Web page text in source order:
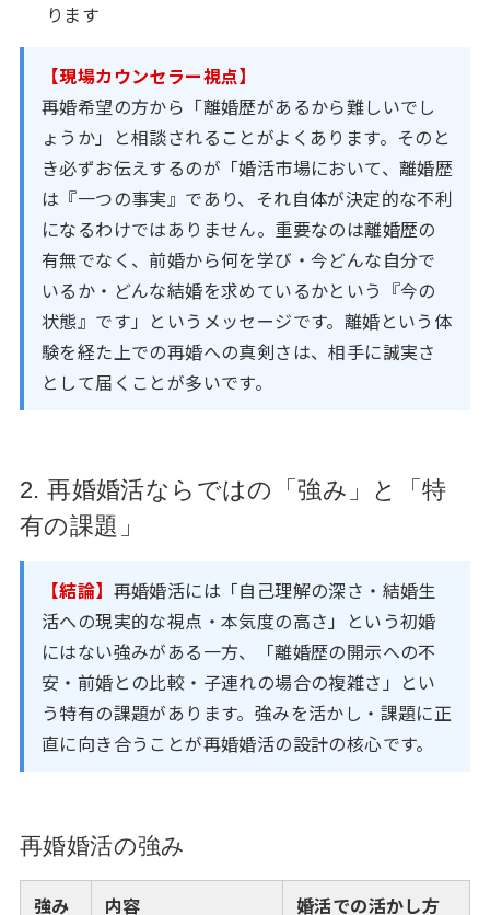
ります
【現場カウンセラー視点】
再婚希望の方から「離婚歴があるから難しいでし
ょうか」と相談されることがよくあります。そのと
き必ずお伝えするのが「婚活市場において、離婚歴
は『一つの事実』であり、それ自体が決定的な不利
になるわけではありません。重要なのは離婚歴の
有無でなく、前婚から何を学び・今どんな自分で
いるか・どんな結婚を求めているかという『今の
状態』です」というメッセージです。離婚という体
験を経た上での再婚への真剣さは、相手に誠実さ
として届くことが多いです。
2. 再婚婚活ならではの「強み」と「特
有の課題」
【結論】 再婚婚活には「自己理解の深さ・結婚生
活への現実的な視点・本気度の高さ」という初婚
にはない強みがある一方、「離婚歴の開示への不
安・前婚との比較・子連れの場合の複雑さ」とい
う特有の課題があります。強みを活かし・課題に正
直に向き合うことが再婚婚活の設計の核心です。
再婚婚活の強み
強み 内容 婚活での活かし方